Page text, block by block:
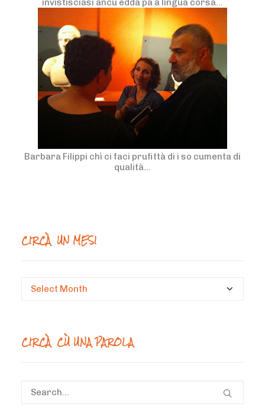
invistìsciasi ancu edda pà a lingua corsa…
Barbara Filippi chì ci faci prufittà di i so cumenta di
qualità…
CIRCÀ UN MESI
Circà
CIRCÀ CÙ UNA PAROLA